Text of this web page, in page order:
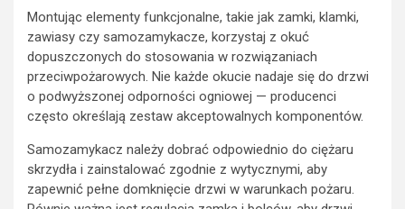
Montując elementy funkcjonalne, takie jak zamki, klamki,
zawiasy czy samozamykacze, korzystaj z okuć
dopuszczonych do stosowania w rozwiązaniach
przeciwpożarowych. Nie każde okucie nadaje się do drzwi
o podwyższonej odporności ogniowej — producenci
często określają zestaw akceptowalnych komponentów.
Samozamykacz należy dobrać odpowiednio do ciężaru
skrzydła i zainstalować zgodnie z wytycznymi, aby
zapewnić pełne domknięcie drzwi w warunkach pożaru.